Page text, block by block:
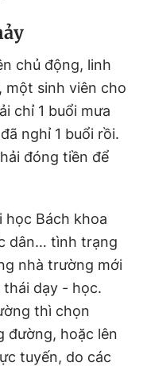
chủ động, linh
một sinh viên cho
chỉ 1 buổi mưa
nghỉ 1 buổi rồi.
đóng tiền để
học Bách khoa
dân… tình trạng
nhà trường mới
dạy - học.
thì chọn
đường, hoặc lên
tuyến, do các